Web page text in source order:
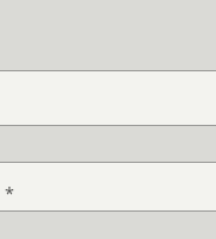
*